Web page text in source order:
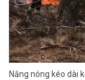
Nắng nóng kéo dài